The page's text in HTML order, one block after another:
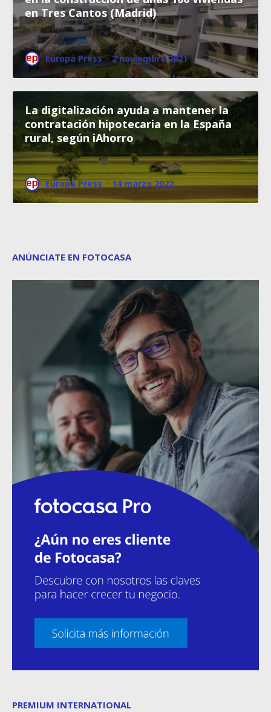
en Tres Cantos (Madrid)
Europa Press · 2 noviembre 2021
La digitalización ayuda a mantener la
contratación hipotecaria en la España
rural, según iAhorro
Europa Press · 14 marzo 2022
ANÚNCIATE EN FOTOCASA
PREMIUM INTERNATIONAL